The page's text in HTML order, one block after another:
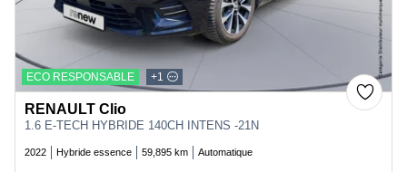
ECO RESPONSABLE +1
RENAULT Clio
1.6 E-TECH HYBRIDE 140CH INTENS -21N
2022 Hybride essence 59,895 km Automatique